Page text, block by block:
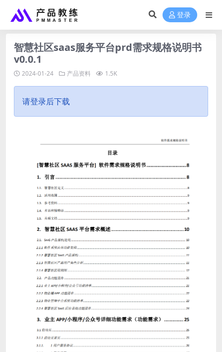
登录
智慧社区saas服务平台prd需求规格说明书
v0.0.1
2024-01-24 产品资料 1.5K
请登录后下载